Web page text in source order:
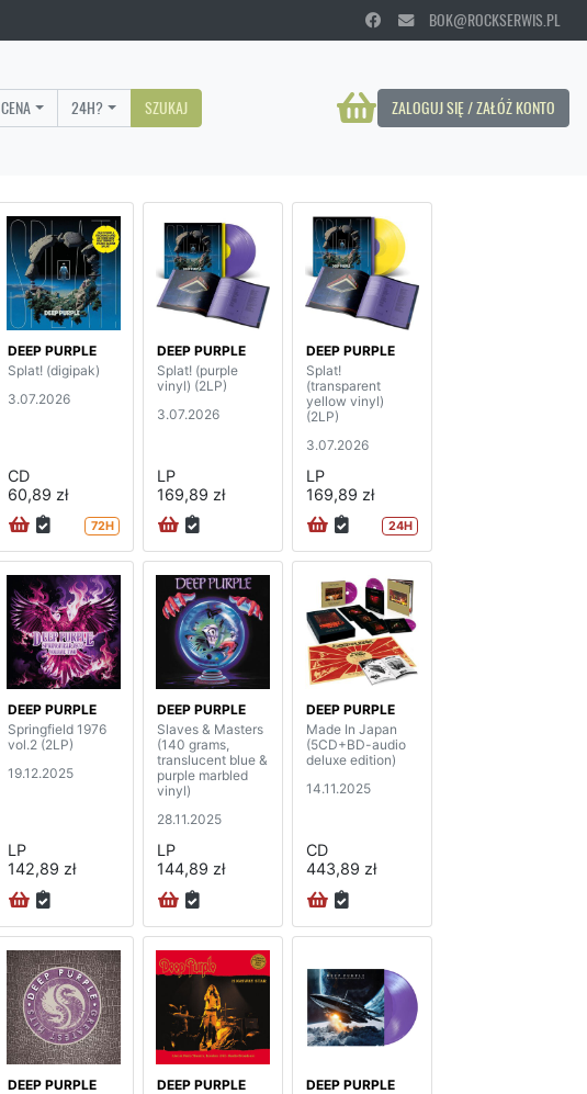
BOK@ROCKSERWIS.PL
ZALOGUJ SIĘ / ZAŁÓŻ KONTO
CENA 24H? SZUKAJ
DEEP PURPLE
Splat! (digipak)
3.07.2026
CD
60,89 zł
72H
DEEP PURPLE
Splat! (purple
vinyl) (2LP)
3.07.2026
LP
169,89 zł
DEEP PURPLE
Splat!
(transparent
yellow vinyl)
(2LP)
3.07.2026
LP
169,89 zł
24H
DEEP PURPLE
Springfield 1976
vol.2 (2LP)
19.12.2025
LP
142,89 zł
DEEP PURPLE
Slaves & Masters
(140 grams,
translucent blue &
purple marbled
vinyl)
28.11.2025
LP
144,89 zł
DEEP PURPLE
Made In Japan
(5CD+BD-audio
deluxe edition)
14.11.2025
CD
443,89 zł
DEEP PURPLE
DEEP PURPLE
DEEP PURPLE